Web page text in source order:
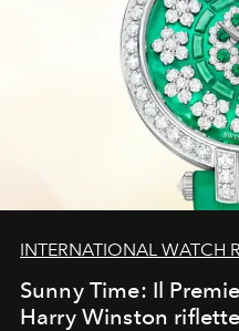
INTERNATIONAL WATCH
Sunny Time: Il
Harry Winston